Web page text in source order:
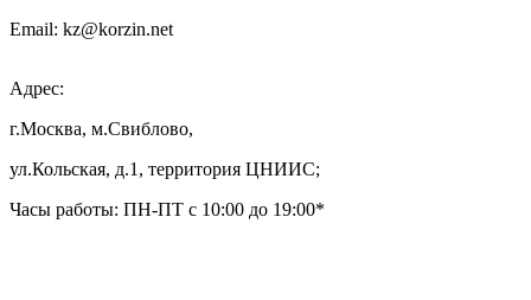
Email: kz@korzin.net
Адрес:
г.Москва, м.Свиблово,
ул.Кольская, д.1, территория ЦНИИС;
Часы работы: ПН-ПТ с 10:00 до 19:00*